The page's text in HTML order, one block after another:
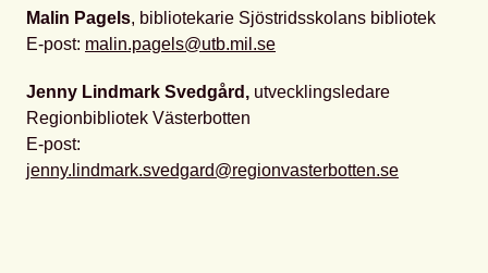
Malin Pagels, bibliotekarie Sjöstridsskolans bibliotek
E-post: malin.pagels@utb.mil.se
Jenny Lindmark Svedgård, utvecklingsledare
Regionbibliotek Västerbotten
E-post:
jenny.lindmark.svedgard@regionvasterbotten.se